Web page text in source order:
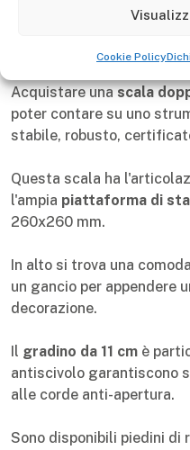
Cookie Policy
particolari che la rendono
Acquistare unascala
poter contare su uno
stabile, robusto,
Questa scala ha
l'ampia piattaforma di
260x260 mm.
In alto si trova una comoda
un gancio per appendere
decorazione.
Il gradino da 11 cm è
antiscivolo garantiscono
alle corde anti-apertura.
Sono disponibili piedini di